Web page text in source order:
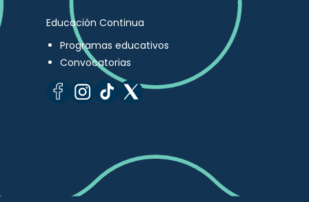
Educación Continua
Programas educativos
Convocatorias